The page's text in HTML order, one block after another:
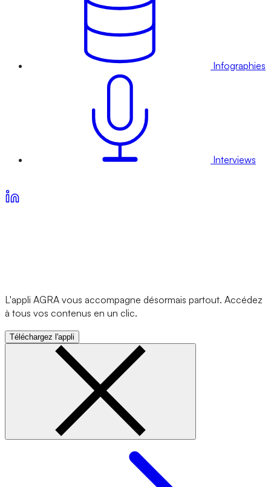
Infographies
Interviews
L'appli AGRA vous accompagne désormais partout. Accédez
à tous vos contenus en un clic.
Téléchargez l'appli